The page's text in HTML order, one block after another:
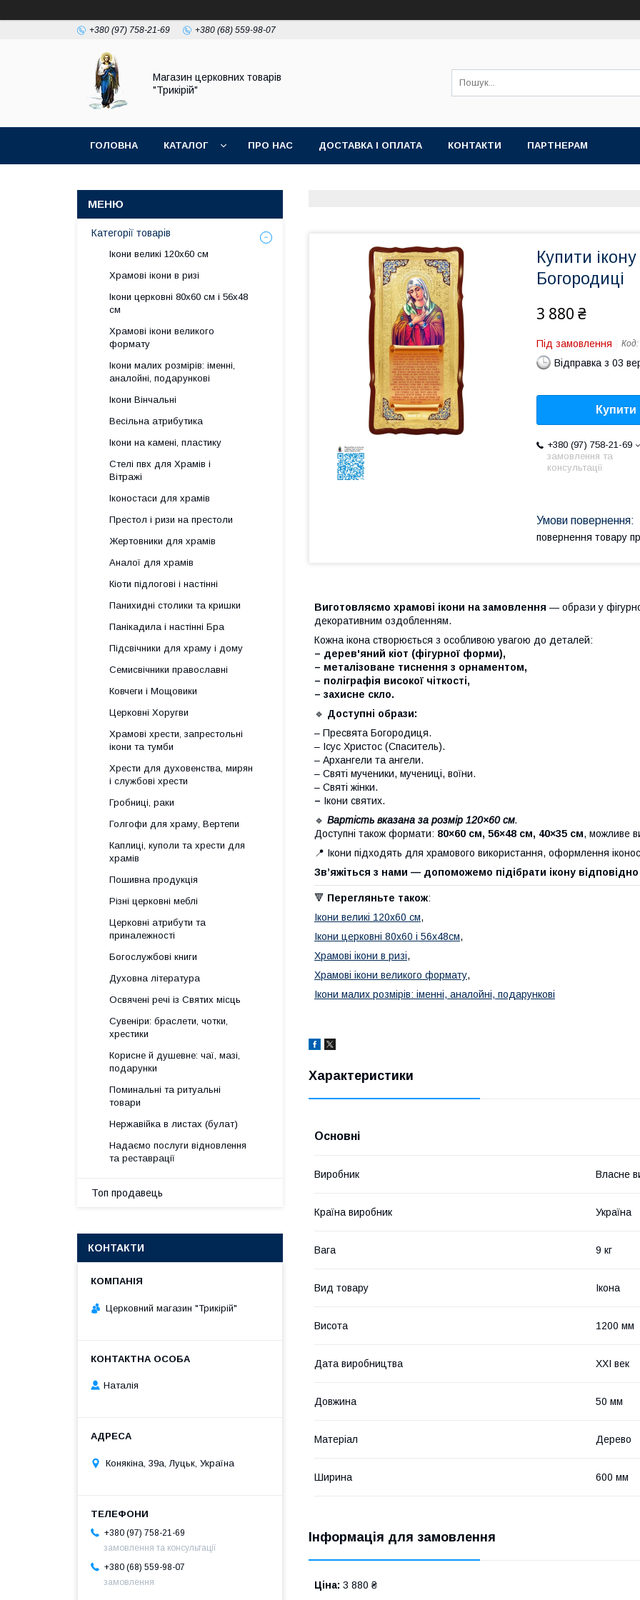
+380 (97) 758-21-69 +380 (68) 559-98-07
Магазин церковних товарів
"Трикірій"
ГОЛОВНА КАТАЛОГ ПРО НАС ДОСТАВКА І ОПЛАТА КОНТАКТИ ПАРТНЕРАМ
Купити
Богородиці
3 880 ₴
Під замовлення Код:
Відправка з 03
Купити
+380 (97) 758-21-69
замовлення та
консультації
повернення товару
Виготовляємо храмові ікони на замовлення — образи у
декоративним оздобленням.
Кожна ікона створюється з особливою увагою до деталей:
– дерев'яний кіот (фігурної форми),
– металізоване тиснення з орнаментом,
– поліграфія високої чіткості,
– захисне скло.
🔹 Доступні образи:
– Пресвята Богородиця.
– Ісус Христос (Спаситель).
– Архангели та ангели.
– Святі мученики, мучениці, воїни.
– Святі жінки.
– Ікони святих.
🔹 Вартість вказана за розмір 120×60 см.
Доступні також формати: 80×60 см, 56×48 см, 40×35 см, можливе
📍 Ікони підходять для храмового використання, оформлення
Зв’яжіться з нами — допоможемо підібрати ікону
🔻 Перегляньте також:
Ікони великі 120х60 см,
Ікони церковні 80х60 і 56х48см,
Храмові ікони в ризі,
Храмові ікони великого формату,
Ікони малих розмірів: іменні, аналойні, подарункові
Характеристики
Основні
Виробник Власне
Країна виробник Україна
Вага 9 кг
Вид товару Ікона
Висота 1200 мм
Дата виробництва XXI век
Довжина 50 мм
Матеріал Дерево
Ширина 600 мм
Інформація для замовлення
Ціна: 3 880 ₴
Категорії товарів
Ікони великі 120х60 см
Храмові ікони в ризі
Ікони церковні 80х60 см і 56х48
см
Храмові ікони великого
формату
Ікони малих розмірів: іменні,
аналойні, подарункові
Ікони Вінчальні
Весільна атрибутика
Ікони на камені, пластику
Стелі пвх для Храмів і
Вітражі
Іконостаси для храмів
Престол і ризи на престоли
Жертовники для храмів
Аналої для храмів
Кіоти підлогові і настінні
Панихидні столики та кришки
Панікадила і настінні Бра
Підсвічники для храму і дому
Семисвічники православні
Ковчеги і Мощовики
Церковні Хоругви
Храмові хрести, запрестольні
ікони та тумби
Хрести для духовенства, мирян
і службові хрести
Гробниці, раки
Голгофи для храму, Вертепи
Каплиці, куполи та хрести для
храмів
Пошивна продукція
Різні церковні меблі
Церковні атрибути та
приналежності
Богослужбові книги
Духовна література
Освячені речі із Святих місць
Сувеніри: браслети, чотки,
хрестики
Корисне й душевне: чаї, мазі,
подарунки
Поминальні та ритуальні
товари
Нержавійка в листах (булат)
Надаємо послуги відновлення
та реставрації
Топ продавець
КОНТАКТИ
Церковний магазин "Трикірій"
Наталія
Конякіна, 39а, Луцьк, Україна
+380 (97) 758-21-69
замовлення та консультації
+380 (68) 559-98-07
замовлення